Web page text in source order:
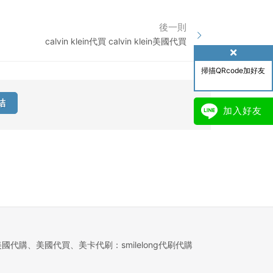
掃描QRcode加好友
加入好友
後一則
calvin klein代買 calvin klein美國代買
國代購、美國代買、美卡代刷：smilelong代刷代購